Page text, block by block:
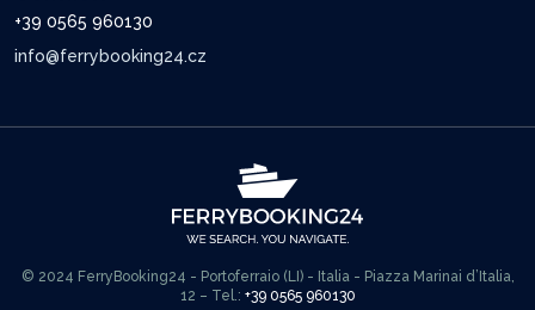
+39 0565 960130
info@ferrybooking24.cz
© 2024 FerryBooking24 - Portoferraio (LI) - Italia - Piazza Marinai d’Italia,
12 – Tel.: +39 0565 960130